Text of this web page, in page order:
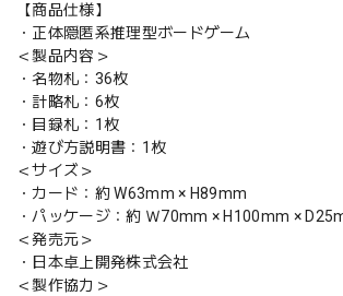
【商品仕様】
・正体隠匿系推理型ボードゲーム
＜製品内容＞
・名物札：36枚
・計略札：6枚
・目録札：1枚
・遊び方説明書：1枚
＜サイズ＞
・カード：約 W63mm × H89mm
・パッケージ：約 Ｗ70mm × H100mm ×
＜発売元＞
・日本卓上開発株式会社
＜製作協力＞